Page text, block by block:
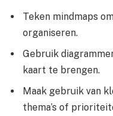
Teken mindmaps
organiseren.
Gebruik
kaart te brengen.
Maak gebruik van
thema’s of